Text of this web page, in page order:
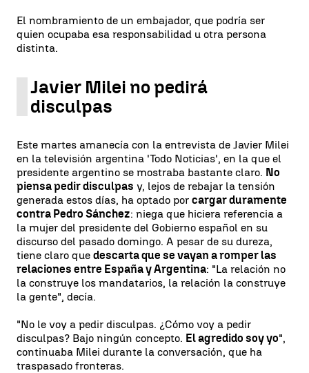
El nombramiento de un embajador, que podría ser
quien ocupaba esa responsabilidad u otra persona
distinta.
Javier Milei no pedirá
disculpas
Este martes amanecía con la entrevista de Javier Milei
en la televisión argentina 'Todo Noticias', en la que el
presidente argentino se mostraba bastante claro. No
piensa pedir disculpas y, lejos de rebajar la tensión
generada estos días, ha optado por cargar duramente
contra Pedro Sánchez: niega que hiciera referencia a
la mujer del presidente del Gobierno español en su
discurso del pasado domingo. A pesar de su dureza,
tiene claro que descarta que se vayan a romper las
relaciones entre España y Argentina: "La relación no
la construye los mandatarios, la relación la construye
la gente", decía.
"No le voy a pedir disculpas. ¿Cómo voy a pedir
disculpas? Bajo ningún concepto. El agredido soy yo",
continuaba Milei durante la conversación, que ha
traspasado fronteras.